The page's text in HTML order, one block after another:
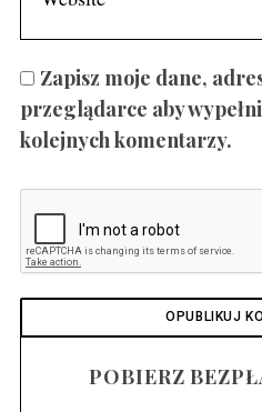
Zapisz moje dane,
przeglądarce aby
kolejnych komentarzy.
POBIERZ